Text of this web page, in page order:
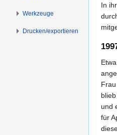
n
In
und
für
Werkzeuge
Drucken/­exportieren